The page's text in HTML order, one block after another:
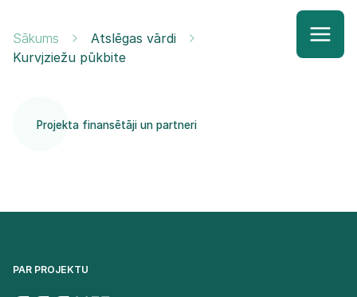
Sākums
Atslēgas vārdi
Kurvjziežu pūkbite
Projekta finansētāji un partneri
PAR PROJEKTU